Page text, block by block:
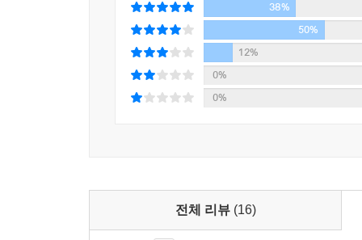
나는 내 오른쪽 자리를 돌아보았다. 거기에 파씨는
어째서 자기를 파씨라고 불러.
거실을 꽉 채우고도 남는 간이풀장 속의 물놀이
나도 몰라. 실은 그 두 사람도 모르는 것 같아.
쓸쓸한데. 쓸쓸한데, 쓸쓸해.
38%
50%
12%
0%
0%
전체 리뷰 (16)